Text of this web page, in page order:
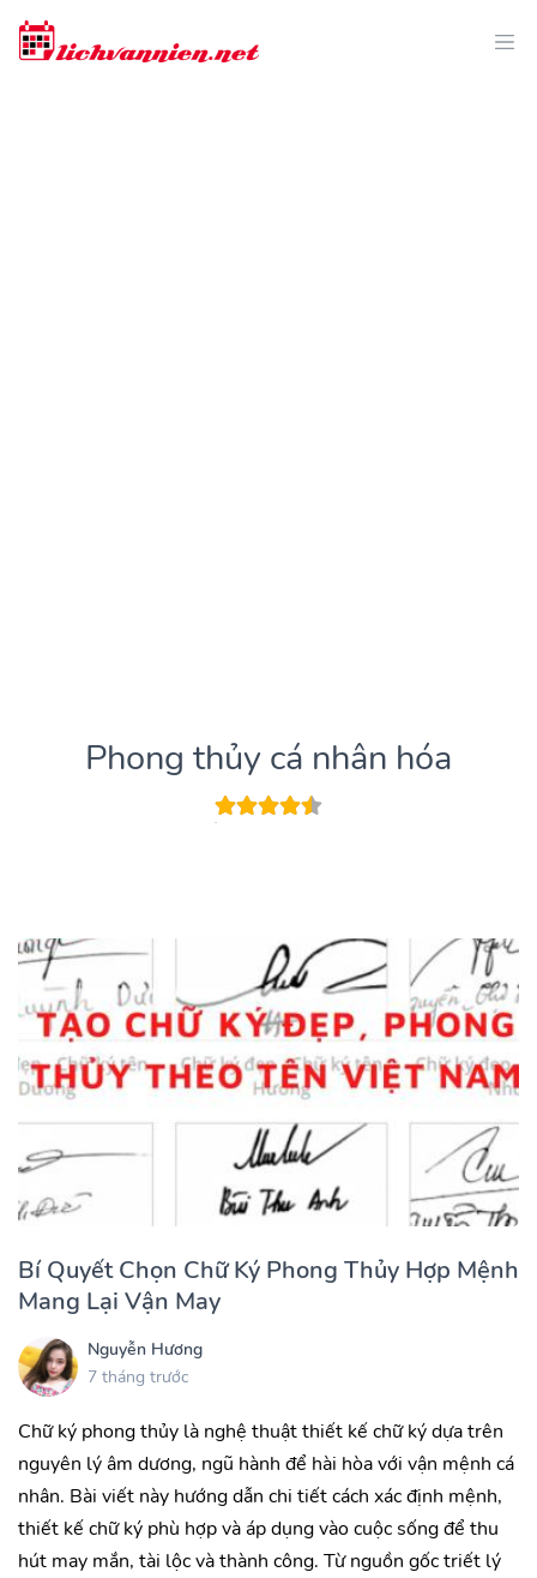
Phong thủy cá nhân hóa
Bí Quyết Chọn Chữ Ký Phong Thủy Hợp Mệnh
Mang Lại Vận May
Nguyễn Hương
7 tháng trước
Chữ ký phong thủy là nghệ thuật thiết kế chữ ký dựa trên
nguyên lý âm dương, ngũ hành để hài hòa với vận mệnh cá
nhân. Bài viết này hướng dẫn chi tiết cách xác định mệnh,
thiết kế chữ ký phù hợp và áp dụng vào cuộc sống để thu
hút may mắn, tài lộc và thành công. Từ nguồn gốc triết lý